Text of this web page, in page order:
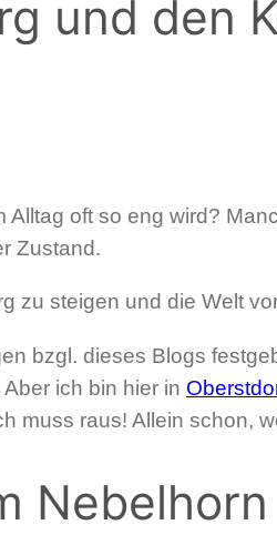
und den
oft so eng wird?
Zustand.
zu steigen und die Welt
bzgl. dieses Blogs
ich bin hier in
muss raus! Allein schon,
Nebelhorn